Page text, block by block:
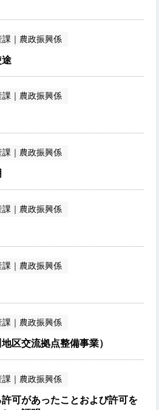
課 ｜ 農政振興係
途
課 ｜ 農政振興係
課 ｜ 農政振興係
課 ｜ 農政振興係
課 ｜ 農政振興係
課 ｜ 農政振興係
区交流拠点整備事業）
課 ｜ 農政振興係
可があったことおよび許可を